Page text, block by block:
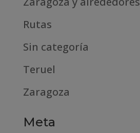
Rutas
Sin categoría
Teruel
Zaragoza
Meta